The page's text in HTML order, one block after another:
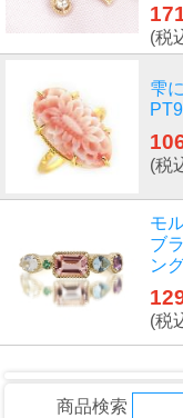
(税
雫
(税
モ
ブ
ン
(税
商品検索